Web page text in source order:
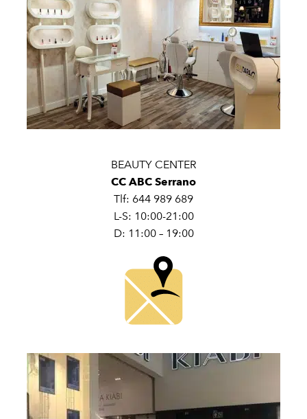
BEAUTY CENTER
CC ABC Serrano
Tlf: 644 989 689
L-S: 10:00-21:00
D: 11:00 – 19:00